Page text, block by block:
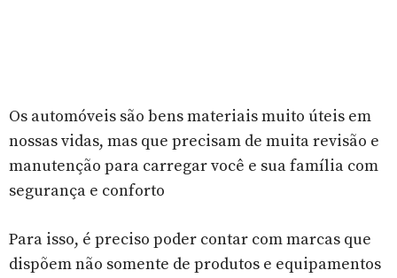
Os automóveis são bens materiais muito úteis em
nossas vidas, mas que precisam de muita revisão e
manutenção para carregar você e sua família com
segurança e conforto
Para isso, é preciso poder contar com marcas que
dispõem não somente de produtos e equipamentos